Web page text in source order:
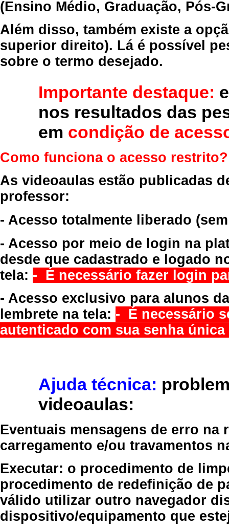
(Ensino Médio, Graduação, Pós-
Além disso, também existe a
superior direito). Lá é possível
sobre o termo desejado.
Importante destaque:
nos resultados das
em condição de
Como funciona o acesso restrito?
As videoaulas estão publicadas
professor:
- Acesso totalmente liberado
- Acesso por meio de login na
desde que cadastrado e logado
tela: - É necessário fazer login
- Acesso exclusivo para alunos
lembrete na tela: - É necessário
autenticado com sua senha
Ajuda técnica:
videoaulas:
Eventuais mensagens de erro
carregamento e/ou travamentos
Executar: o procedimento de
procedimento de redefinição de
válido utilizar outro navegador
dispositivo/equipamento que